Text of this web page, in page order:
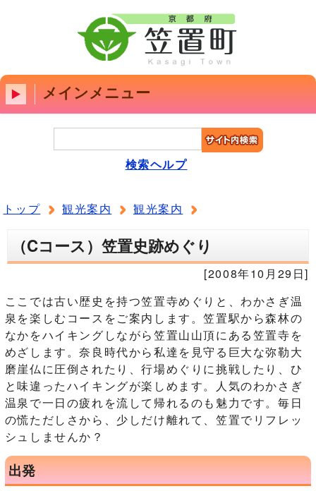
メインメニュー
検索ヘルプ
トップ 観光案内 観光案内
（Cコース）笠置史跡めぐり
[2008年10月29日]
ここでは古い歴史を持つ笠置寺めぐりと、わかさぎ温
泉を楽しむコースをご案内します。笠置駅から森林の
なかをハイキングしながら笠置山山頂にある笠置寺を
めざします。奈良時代から私達を見守る巨大な弥勒大
磨崖仏に圧倒されたり、行場めぐりに挑戦したり、ひ
と味違ったハイキングが楽しめます。人気のわかさぎ
温泉で一日の疲れを流して帰れるのも魅力です。毎日
の慌ただしさから、少しだけ離れて、笠置でリフレッ
シュしませんか？
出発